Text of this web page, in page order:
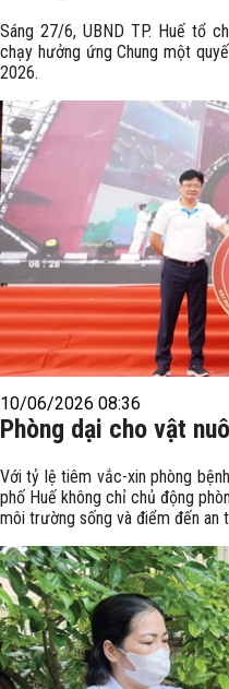
Sáng 27/6, UBND TP. Huế tổ
chạy hưởng ứng Chung một
2026.
10/06/2026 08:36
Phòng dại cho vật
Với tỷ lệ tiêm vắc-xin phòng
phố Huế không chỉ chủ động
môi trường sống và điểm đến an